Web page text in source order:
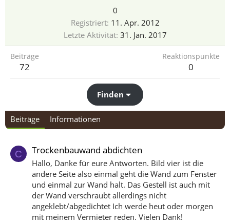
0
Registriert 11. Apr. 2012
Letzte Aktivität 31. Jan. 2017
Beiträge
72
Reaktionspunkte
0
Finden
Beiträge Informationen
C Trockenbauwand abdichten
Hallo, Danke für eure Antworten. Bild vier ist die
andere Seite also einmal geht die Wand zum Fenster
und einmal zur Wand halt. Das Gestell ist auch mit
der Wand verschraubt allerdings nicht
angeklebt/abgedichtet Ich werde heut oder morgen
mit meinem Vermieter reden. Vielen Dank!